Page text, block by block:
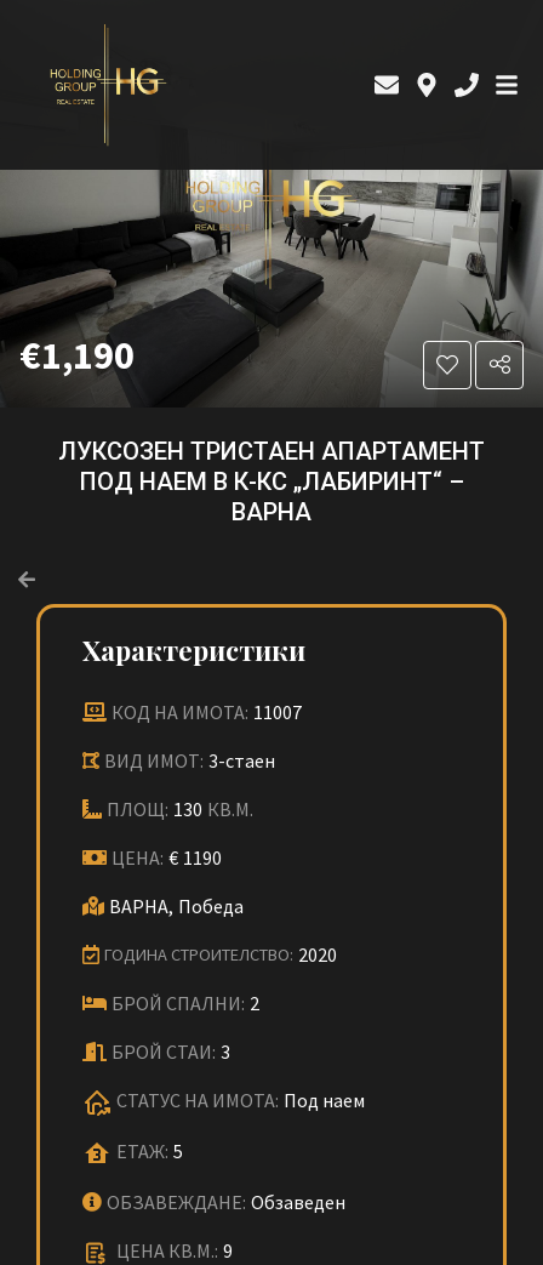
€1,190
ЛУКСОЗЕН ТРИСТАЕН АПАРТАМЕНТ
ПОД НАЕМ В К-КС „ЛАБИРИНТ“ –
ВАРНА
Характеристики
КОД НА ИМОТА: 11007
ВИД ИМОТ: 3-стаен
ПЛОЩ: 130 КВ.М.
ЦЕНА: € 1190
ВАРНА, Победа
ГОДИНА СТРОИТЕЛСТВО: 2020
БРОЙ СПАЛНИ: 2
БРОЙ СТАИ: 3
СТАТУС НА ИМОТА: Под наем
ЕТАЖ: 5
ОБЗАВЕЖДАНЕ: Обзаведен
ЦЕНА КВ.М.: 9